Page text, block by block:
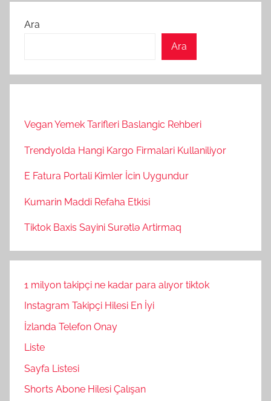
Ara
Ara
Vegan Yemek Tarifleri Baslangic Rehberi
Trendyolda Hangi Kargo Firmalari Kullaniliyor
E Fatura Portali Kimler İcin Uygundur
Kumarin Maddi Refaha Etkisi
Tiktok Baxis Sayini Surətlə Artirmaq
1 milyon takipçi ne kadar para alıyor tiktok
Instagram Takipçi Hilesi En İyi
İzlanda Telefon Onay
Liste
Sayfa Listesi
Shorts Abone Hilesi Çalışan